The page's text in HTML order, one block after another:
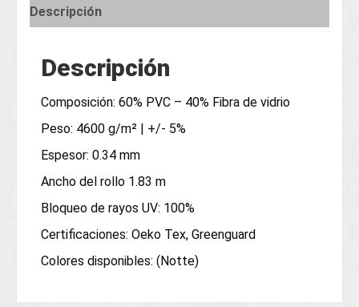
Descripción
Descripción
Composición: 60% PVC – 40% Fibra de vidrio
Peso: 4600 g/m² | +/- 5%
Espesor: 0.34 mm
Ancho del rollo 1.83 m
Bloqueo de rayos UV: 100%
Certificaciones: Oeko Tex, Greenguard
Colores disponibles: (Notte)